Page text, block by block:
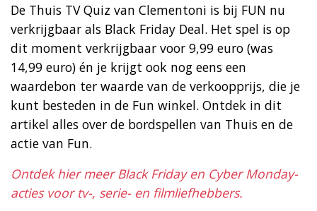
De Thuis TV Quiz van Clementoni is bij FUN nu
verkrijgbaar als Black Friday Deal. Het spel is op
dit moment verkrijgbaar voor 9,99 euro (was
14,99 euro) én je krijgt ook nog eens een
waardebon ter waarde van de verkoopprijs, die je
kunt besteden in de Fun winkel. Ontdek in dit
artikel alles over de bordspellen van Thuis en de
actie van Fun.
Ontdek hier meer Black Friday en Cyber Monday-
acties voor tv-, serie- en filmliefhebbers.